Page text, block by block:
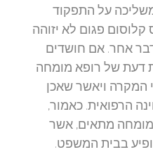
על התפקוד
פגום לא יזוהה
אחר. אם חושדים
דעת של רופא מומחה
ויאשר שאכן
הרפואית. כאמור,
מתאים, אשר
בבית המשפט.